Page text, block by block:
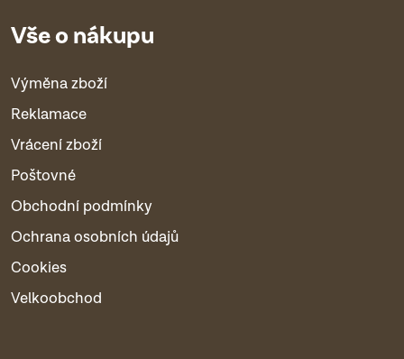
Vše o nákupu
Výměna zboží
Reklamace
Vrácení zboží
Poštovné
Obchodní podmínky
Ochrana osobních údajů
Cookies
Velkoobchod